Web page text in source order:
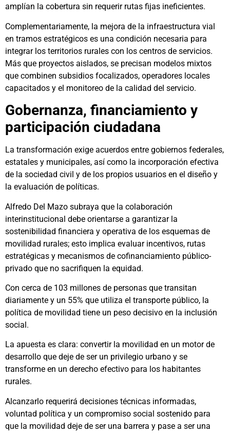
amplían la cobertura sin requerir rutas fijas ineficientes.
Complementariamente, la mejora de la infraestructura vial
en tramos estratégicos es una condición necesaria para
integrar los territorios rurales con los centros de servicios.
Más que proyectos aislados, se precisan modelos mixtos
que combinen subsidios focalizados, operadores locales
capacitados y el monitoreo de la calidad del servicio.
Gobernanza, financiamiento y
participación ciudadana
La transformación exige acuerdos entre gobiernos federales,
estatales y municipales, así como la incorporación efectiva
de la sociedad civil y de los propios usuarios en el diseño y
la evaluación de políticas.
Alfredo Del Mazo subraya que la colaboración
interinstitucional debe orientarse a garantizar la
sostenibilidad financiera y operativa de los esquemas de
movilidad rurales; esto implica evaluar incentivos, rutas
estratégicas y mecanismos de cofinanciamiento público-
privado que no sacrifiquen la equidad.
Con cerca de 103 millones de personas que transitan
diariamente y un 55% que utiliza el transporte público, la
política de movilidad tiene un peso decisivo en la inclusión
social.
La apuesta es clara: convertir la movilidad en un motor de
desarrollo que deje de ser un privilegio urbano y se
transforme en un derecho efectivo para los habitantes
rurales.
Alcanzarlo requerirá decisiones técnicas informadas,
voluntad política y un compromiso social sostenido para
que la movilidad deje de ser una barrera y pase a ser una